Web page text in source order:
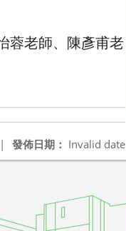
蓉老師、陳彥甫老
發佈日期： Invalid date
|